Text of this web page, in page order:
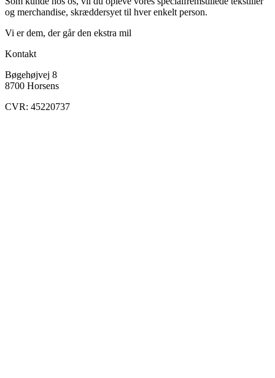
og merchandise, skræddersyet til hver enkelt person.
Vi er dem, der går den ekstra mil
Kontakt
Bøgehøjvej 8
8700 Horsens
CVR: 45220737